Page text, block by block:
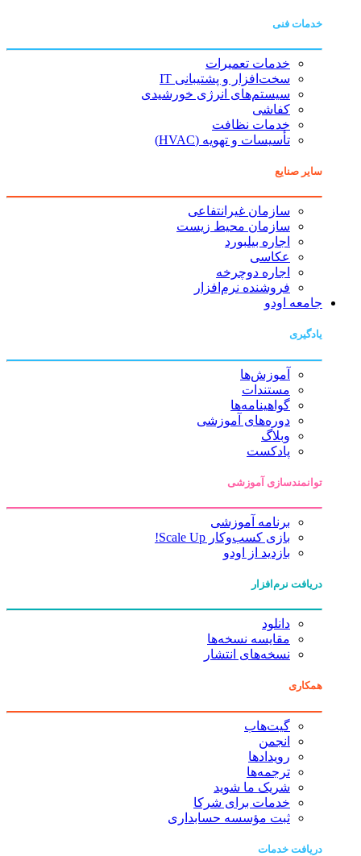
خدمات فنی
خدمات تعمیرات
سخت‌افزار و پشتیبانی IT
سیستم‌های انرژی خورشیدی
کفاشی
خدمات نظافت
تأسیسات و تهویه (HVAC)
سایر صنایع
سازمان غیرانتفاعی
سازمان محیط زیست
اجاره بیلبورد
عکاسی
اجاره دوچرخه
فروشنده نرم‌افزار
جامعه اودو
یادگیری
آموزش‌ها
مستندات
گواهینامه‌ها
دوره‌های آموزشی
وبلاگ
پادکست
توانمندسازی آموزشی
برنامه آموزشی
بازی کسب‌وکار Scale Up!
بازدید از اودو
دریافت نرم‌افزار
دانلود
مقایسه نسخه‌ها
نسخه‌های انتشار
همکاری
گیت‌هاب
انجمن
رویدادها
ترجمه‌ها
شریک ما شوید
خدمات برای شرکا
ثبت مؤسسه حسابداری
دریافت خدمات